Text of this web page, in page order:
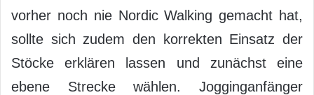
vorher noch nie Nordic Walking gemacht hat,
sollte sich zudem den korrekten Einsatz der
Stöcke erklären lassen und zunächst eine
ebene Strecke wählen. Jogginganfänger